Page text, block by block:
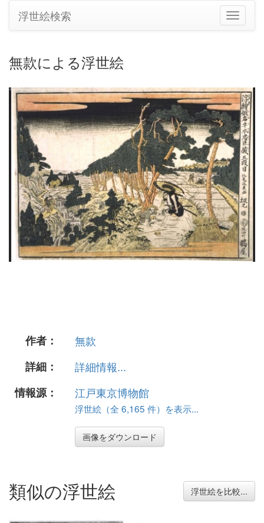
ナ
ビ
ン
の
切
り
替
え
浮世絵検索
無款による浮世絵
作者：
無款
詳細：
詳細情報...
情報源：
江戸東京博物館
浮世絵（全 6,165 件）を表示...
画像をダウンロード
類似の浮世絵 浮世絵を比較...